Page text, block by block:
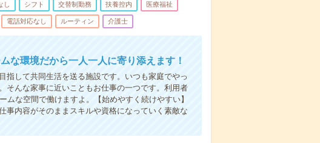
し シフト 交替制勤務 扶養控内 医療福祉
電話対応なし ルーティン 介護士
環境だから一人一人に寄り添えます！
指して共同生活を送る施設です。いつも家庭でやっ
んな家事に近いこともお仕事の一つです。利用者
な空間で働けますよ。【始めやすく続けやすい】
事内容がそのままスキルや資格になっていく素敵な